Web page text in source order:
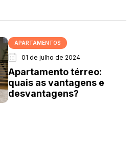
APARTAMENTOS
01 de julho de 2024
Apartamento térreo:
quais as vantagens e
desvantagens?